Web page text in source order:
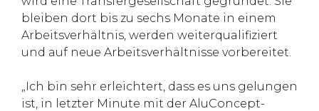
bleiben dort bis zu sechs Monate in einem
Arbeitsverhältnis, werden weiterqualifiziert
und auf neue Arbeitsverhältnisse vorbereitet.
„Ich bin sehr erleichtert, dass es uns gelungen
ist, in letzter Minute mit der AluConcept-